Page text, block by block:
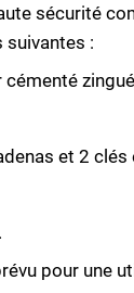
sécurité
:
cémenté zingué
et 2 clés
pour une